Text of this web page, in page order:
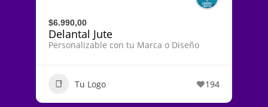
$6.990,00
Delantal Jute
Personalizable con tu Marca o Diseño
Tu Logo 194